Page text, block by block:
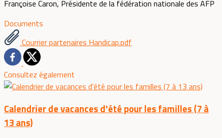
Françoise Caron, Présidente de la fédération nationale des AFP
Documents
Courrier partenaires Handicap.pdf
Consultez également
Calendrier de vacances d'été pour les familles (7 à
13 ans)